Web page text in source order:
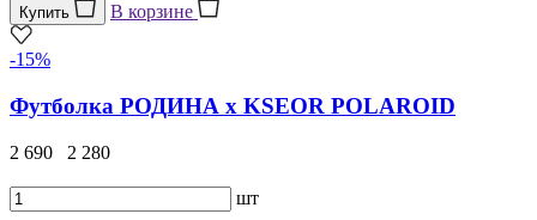
Купить В корзине
-15%
Футболка РОДИНА x KSEOR POLAROID
2 690 2 280
шт